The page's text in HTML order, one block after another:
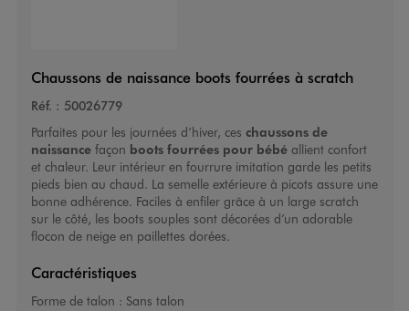
Chaussons de naissance boots fourrées à scratch
Réf. : 50026779
Parfaites pour les journées d’hiver, ces chaussons de
naissancefaçon boots fourrées pour bébéallient confort
et chaleur. Leur intérieur en fourrure imitation garde les petits
pieds bien au chaud. La semelle extérieure à picots assure une
bonne adhérence. Faciles à enfiler grâce à un large scratch
sur le côté, les boots souples sont décorées d’un adorable
flocon de neige en paillettes dorées.
Caractéristiques
Forme de talon : Sans talon